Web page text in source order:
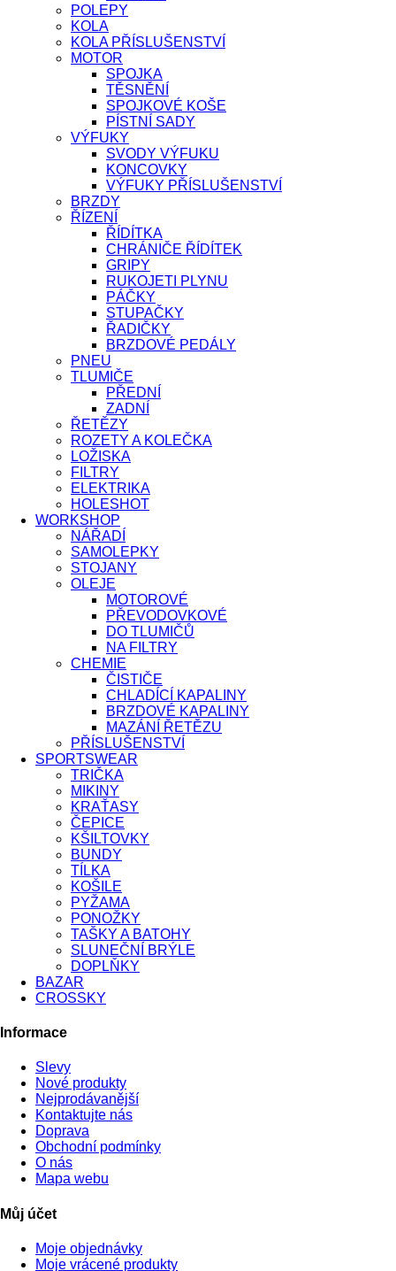
POLEPY
KOLA
KOLA PŘÍSLUŠENSTVÍ
MOTOR
SPOJKA
TĚSNĚNÍ
SPOJKOVÉ KOŠE
PÍSTNÍ SADY
VÝFUKY
SVODY VÝFUKU
KONCOVKY
VÝFUKY PŘÍSLUŠENSTVÍ
BRZDY
ŘÍZENÍ
ŘÍDÍTKA
CHRÁNIČE ŘÍDÍTEK
GRIPY
RUKOJETI PLYNU
PÁČKY
STUPAČKY
ŘADIČKY
BRZDOVÉ PEDÁLY
PNEU
TLUMIČE
PŘEDNÍ
ZADNÍ
ŘETĚZY
ROZETY A KOLEČKA
LOŽISKA
FILTRY
ELEKTRIKA
HOLESHOT
WORKSHOP
NÁŘADÍ
SAMOLEPKY
STOJANY
OLEJE
MOTOROVÉ
PŘEVODOVKOVÉ
DO TLUMIČŮ
NA FILTRY
CHEMIE
ČISTIČE
CHLADÍCÍ KAPALINY
BRZDOVÉ KAPALINY
MAZÁNÍ ŘETĚZU
PŘÍSLUŠENSTVÍ
SPORTSWEAR
TRIČKA
MIKINY
KRAŤASY
ČEPICE
KŠILTOVKY
BUNDY
TÍLKA
KOŠILE
PYŽAMA
PONOŽKY
TAŠKY A BATOHY
SLUNEČNÍ BRÝLE
DOPLŇKY
BAZAR
CROSSKY
Informace
Slevy
Nové produkty
Nejprodávanější
Kontaktujte nás
Doprava
Obchodní podmínky
O nás
Mapa webu
Můj účet
Moje objednávky
Moje vrácené produkty